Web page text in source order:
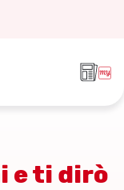
e ti dirò